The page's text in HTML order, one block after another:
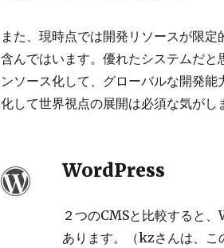
また、現時点では開発リソースが限
含んではいます。優れたシステムだ
ンソース化して、グローバルな開発
化して世界視点の展開は必須な気がし
WordPress
２つのCMSと比較すると
あります。（kzさんは、こ